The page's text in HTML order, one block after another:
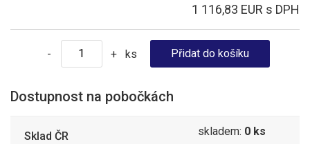
1 116,83 EUR s DPH
- + ks
Dostupnost na pobočkách
Sklad ČR skladem: 0 ks